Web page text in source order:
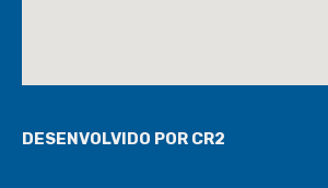
DESENVOLVIDO POR CR2